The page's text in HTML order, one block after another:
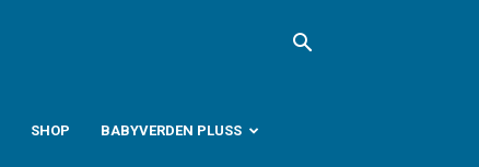
SHOP BABYVERDEN PLUSS